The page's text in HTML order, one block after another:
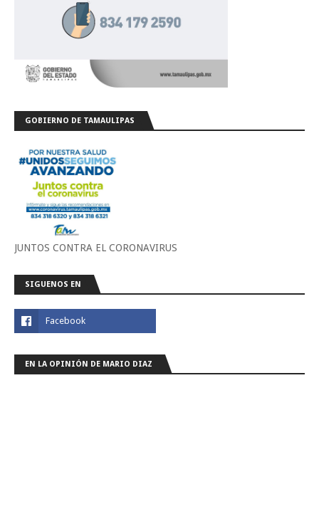
GOBIERNO DE TAMAULIPAS
JUNTOS CONTRA EL CORONAVIRUS
SIGUENOS EN
EN LA OPINIÓN DE MARIO DIAZ